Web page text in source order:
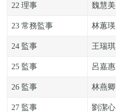
22 理事 魏慧美
23 常務監事 林蕙瑛
24 監事 王瑞琪
25 監事 呂嘉惠
26 監事 林燕卿
27 監事 劉潔心